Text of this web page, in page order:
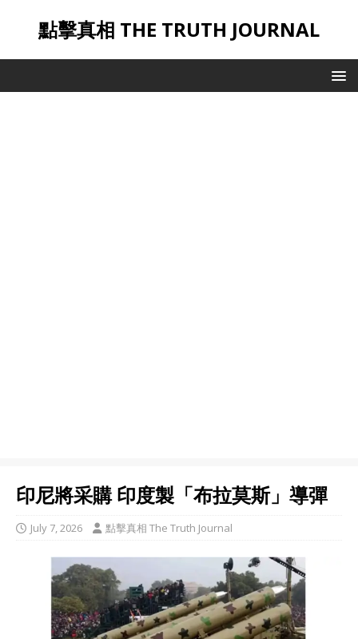
點擊真相 THE TRUTH JOURNAL
印尼將采購 印度製「布拉莫斯」導彈
July 7, 2026 點擊真相 The Truth Journal